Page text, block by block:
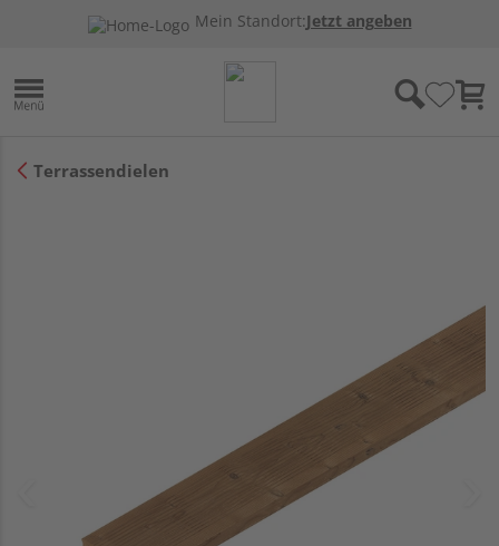
Mein Standort:Jetzt angeben
Terrassendielen